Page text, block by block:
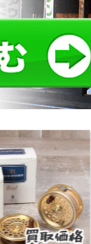
価格